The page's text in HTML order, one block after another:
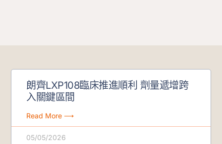
朗齊LXP108臨床推進順利 劑量遞增跨
入關鍵區間
Read More ⟶
05/05/2026